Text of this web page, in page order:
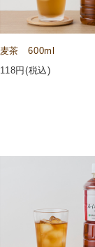
麦茶 600ml
118円(税込)